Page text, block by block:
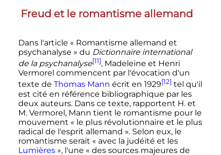
Freud et le romantisme allemand
Dans l'article « Romantisme allemand et
psychanalyse » du Dictionnaire international
de la psychanalyse[11], Madeleine et Henri
Vermorel commencent par l'évocation d'un
texte de Thomas Mann écrit en 1929[12] tel qu'il
est cité en référence bibliographique par les
deux auteurs. Dans ce texte, rapportent H. et
M. Vermorel, Mann tient le romantisme pour le
mouvement « le plus révolutionnaire et le plus
radical de l'esprit allemand ». Selon eux, le
romantisme serait « avec la judéité et les
Lumières», l'une « des sources majeures de